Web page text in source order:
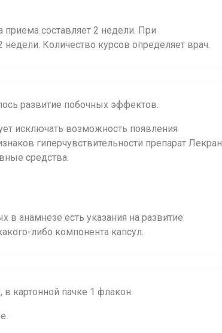
приема составляет 2 недели. При
Количество курсов определяет врач.
развитие побочных эффектов.
исключать возможность появления
гиперчувствительности препарат Лекран
средства.
в анамнезе есть указания на развитие
либо компонента капсул.
картонной пачке 1 флакон.